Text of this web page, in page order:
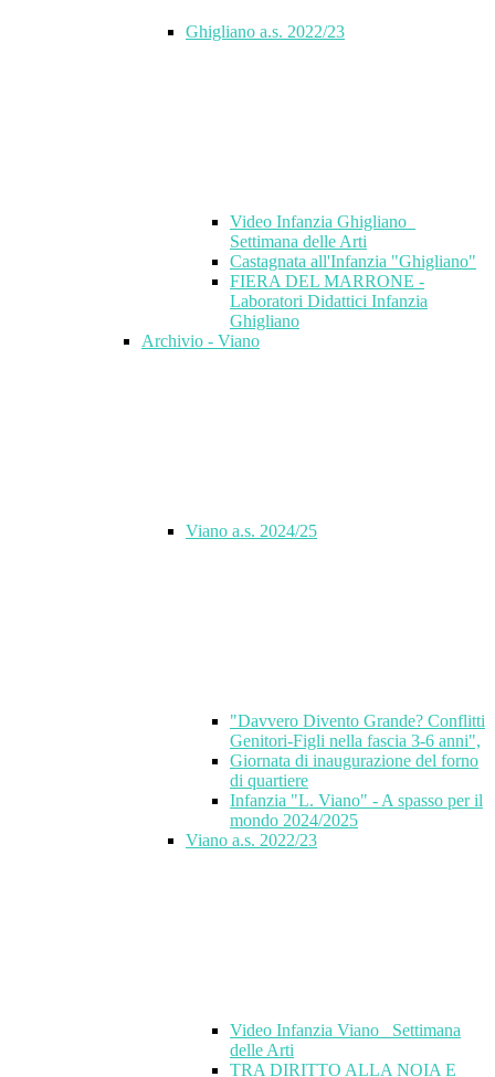
Ghigliano a.s. 2022/23
Video Infanzia Ghigliano_
Settimana delle Arti
Castagnata all'Infanzia "Ghigliano"
FIERA DEL MARRONE -
Laboratori Didattici Infanzia
Ghigliano
Archivio - Viano
Viano a.s. 2024/25
"Davvero Divento Grande? Conflitti
Genitori-Figli nella fascia 3-6 anni",
Giornata di inaugurazione del forno
di quartiere
Infanzia "L. Viano" - A spasso per il
mondo 2024/2025
Viano a.s. 2022/23
Video Infanzia Viano_ Settimana
delle Arti
TRA DIRITTO ALLA NOIA E